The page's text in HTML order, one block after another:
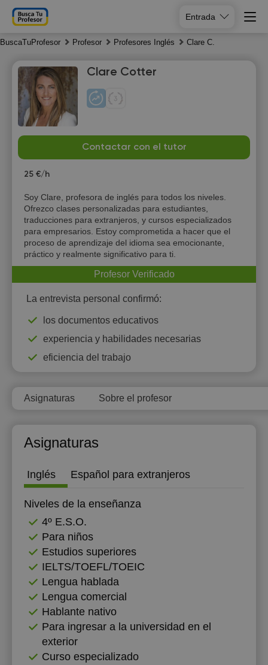
Entrada
BuscaTuProfesor Profesor Profesores Inglés Clare C.
Clare Cotter
Contactar con el tutor
25 €/h
Soy Clare, profesora de inglés para todos los niveles.
Ofrezco clases personalizadas para estudiantes,
traducciones para extranjeros, y cursos especializados
para empresarios. Estoy comprometida a hacer que el
proceso de aprendizaje del idioma sea emocionante,
práctico y realmente significativo para ti.
Profesor Verificado
La entrevista personal confirmó:
los documentos educativos
experiencia y habilidades necesarias
eficiencia del trabajo
Asignaturas Sobre el profesor
Asignaturas
Inglés Español para extranjeros
Niveles de la enseñanza
4º E.S.O.
Para niños
Estudios superiores
IELTS/TOEFL/TOEIC
Lengua hablada
Lengua comercial
Hablante nativo
Para ingresar a la universidad en el
exterior
Curso especializado
9
Mo
10
Tu
11
12